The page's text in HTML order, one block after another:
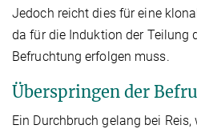
Jedoch reicht dies für eine
da für die Induktion der Teilung
Befruchtung erfolgen muss.
Überspringen der
Ein Durchbruch gelang bei